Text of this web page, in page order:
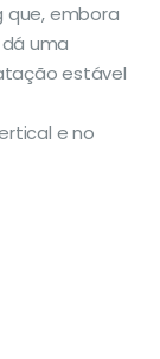
que, embora
uma
estável
e no